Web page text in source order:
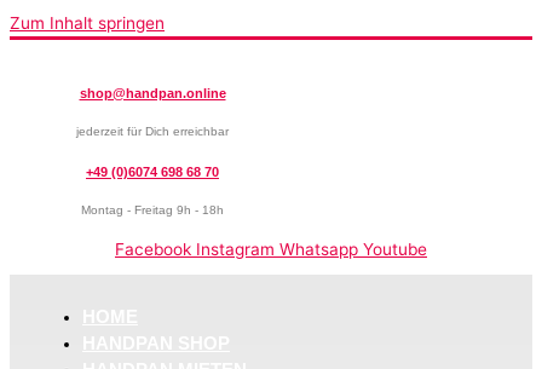
Zum Inhalt springen
shop@handpan.online
jederzeit für Dich erreichbar
+49 (0)6074 698 68 70
Montag - Freitag 9h - 18h
Facebook Instagram Whatsapp Youtube